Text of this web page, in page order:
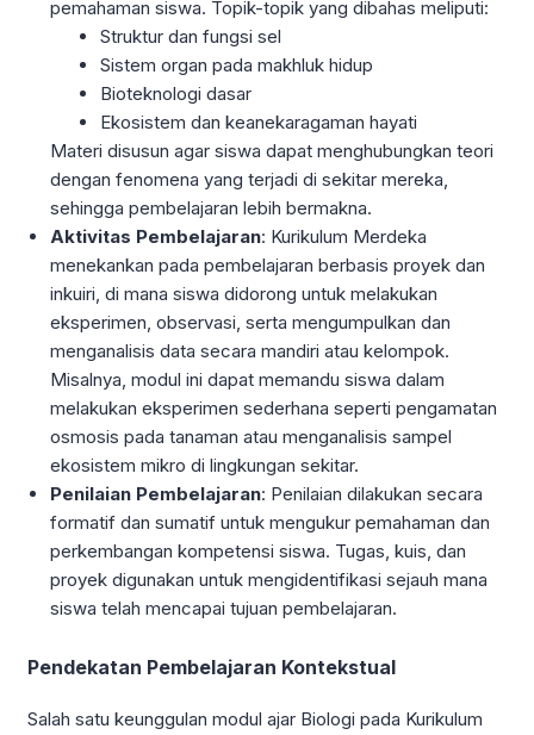
pemahaman siswa. Topik-topik yang dibahas meliputi:
Struktur dan fungsi sel
Sistem organ pada makhluk hidup
Bioteknologi dasar
Ekosistem dan keanekaragaman hayati
Materi disusun agar siswa dapat menghubungkan teori
dengan fenomena yang terjadi di sekitar mereka,
sehingga pembelajaran lebih bermakna.
Aktivitas Pembelajaran: Kurikulum Merdeka
menekankan pada pembelajaran berbasis proyek dan
inkuiri, di mana siswa didorong untuk melakukan
eksperimen, observasi, serta mengumpulkan dan
menganalisis data secara mandiri atau kelompok.
Misalnya, modul ini dapat memandu siswa dalam
melakukan eksperimen sederhana seperti pengamatan
osmosis pada tanaman atau menganalisis sampel
ekosistem mikro di lingkungan sekitar.
Penilaian Pembelajaran: Penilaian dilakukan secara
formatif dan sumatif untuk mengukur pemahaman dan
perkembangan kompetensi siswa. Tugas, kuis, dan
proyek digunakan untuk mengidentifikasi sejauh mana
siswa telah mencapai tujuan pembelajaran.
Pendekatan Pembelajaran Kontekstual
Salah satu keunggulan modul ajar Biologi pada Kurikulum